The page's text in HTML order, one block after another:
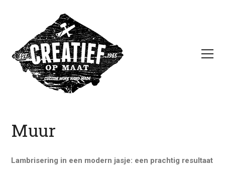
Muur
Lambrisering in een modern jasje: een prachtig resultaat